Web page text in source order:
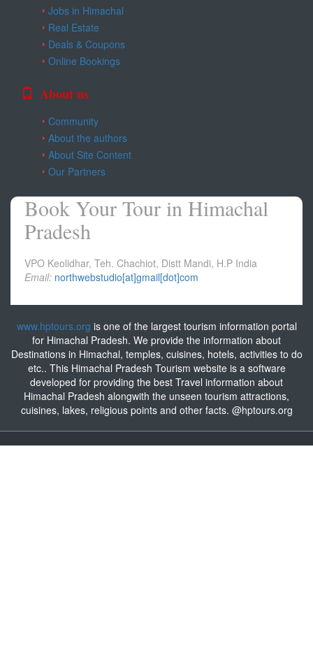
Jobs in Himachal
Real Estate
Deals & Coupons
Online Bookings
About us
Community
About the authors
About Site Content
Our Partners
Book Your Tour in Himachal
Pradesh
VPO Keolidhar, Teh. Chachiot, Distt Mandi, H.P India
Email: northwebstudio[at]gmail[dot]com
www.hptours.org is one of the largest tourism information portal
for Himachal Pradesh. We provide the information about
Destinations in Himachal, temples, cuisines, hotels, activities to do
etc.. This Himachal Pradesh Tourism website is a software
developed for providing the best Travel information about
Himachal Pradesh alongwith the unseen tourism attractions,
cuisines, lakes, religious points and other facts. @hptours.org